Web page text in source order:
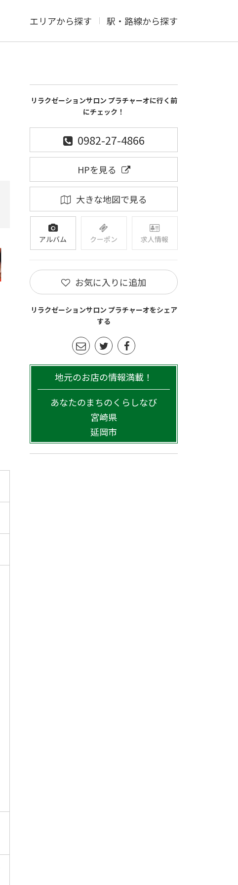
エリアから探す 駅・路線から探す
リラクゼーションサロン プラチャーオに行く前
にチェック！
0982-27-4866
HPを見る
大きな地図で見る
アルバム クーポン 求人情報
お気に入りに追加
リラクゼーションサロン プラチャーオをシェア
する
地元のお店の情報満載！
あなたのまちのくらしなび
宮崎県
延岡市